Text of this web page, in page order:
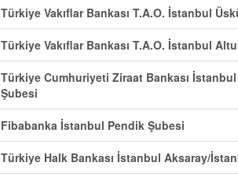
Türkiye Vakıflar Bankası T.A.O. İstanbul
Türkiye Vakıflar Bankası T.A.O. İstanbul
Türkiye Cumhuriyeti Ziraat Bankası
Şubesi
Fibabanka İstanbul Pendik Şubesi
Türkiye Halk Bankası İstanbul Aksaray/